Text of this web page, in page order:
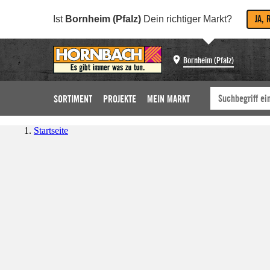
Ist Bornheim (Pfalz) Dein richtiger Markt? JA,
Bornheim (Pfalz)
SORTIMENT PROJEKTE MEIN MARKT
Startseite